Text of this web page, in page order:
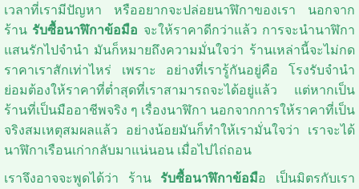
เวลาที่เรามีปัญหา หรืออยากจะปล่อยนาฬิกาของเรา นอกจาก
ร้าน รับซื้อนาฬิกาข้อมือ จะให้ราคาดีกว่าแล้ว การจะนำนาฬิกา
แสนรักไปจำนำ มันก็หมายถึงความมั่นใจว่า ร้านเหล่านี้จะไม่กด
ราคาเราสักเท่าไหร่ เพราะ อย่างที่เรารู้กันอยู่คือ โรงรับจำนำ
ย่อมต้องให้ราคาที่ต่ำสุดที่เราสามารถจะได้อยู่แล้ว แต่หากเป็น
ร้านที่เป็นมืออาชีพจริง ๆ เรื่องนาฬิกา นอกจากการให้ราคาที่เป็น
จริงสมเหตุสมผลแล้ว อย่างน้อยมันก็ทำให้เรามั่นใจว่า เราจะได้
นาฬิกาเรือนเก่ากลับมาแน่นอน เมื่อไปไถ่ถอน
เราจึงอาจจะพูดได้ว่า ร้าน รับซื้อนาฬิกาข้อมือ เป็นมิตรกับเรา